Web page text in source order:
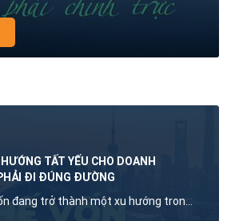
TẤT YẾU CHO DOANH
ĐI ĐÚNG ĐƯỜNG
đang trở thành một xu hướng trong